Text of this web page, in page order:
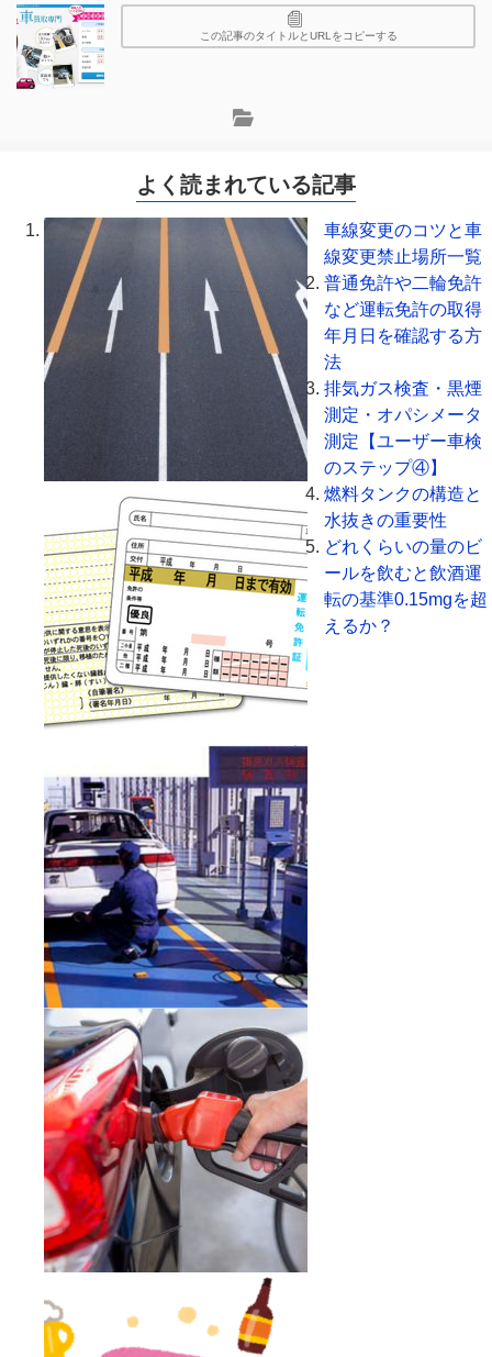
この記事のタイトルとURLをコピーする
よく読まれている記事
車線変更のコツと車
線変更禁止場所一覧
普通免許や二輪免許
など運転免許の取得
年月日を確認する方
法
排気ガス検査・黒煙
測定・オパシメータ
測定【ユーザー車検
のステップ④】
燃料タンクの構造と
水抜きの重要性
どれくらいの量のビ
ールを飲むと飲酒運
転の基準0.15mgを超
えるか？